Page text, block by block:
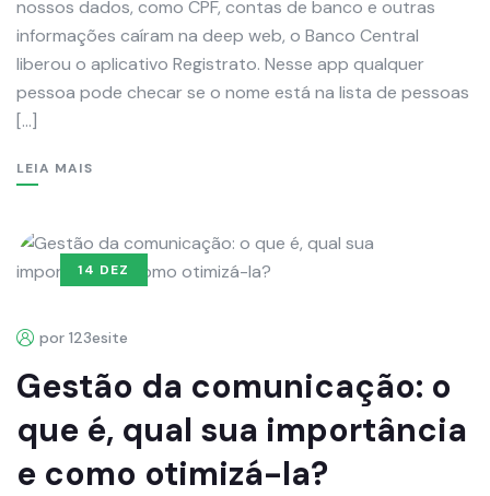
nossos dados, como CPF, contas de banco e outras
informações caíram na deep web, o Banco Central
liberou o aplicativo Registrato. Nesse app qualquer
pessoa pode checar se o nome está na lista de pessoas
[…]
LEIA MAIS
14 DEZ
por 123esite
Gestão da comunicação: o
que é, qual sua importância
e como otimizá-la?